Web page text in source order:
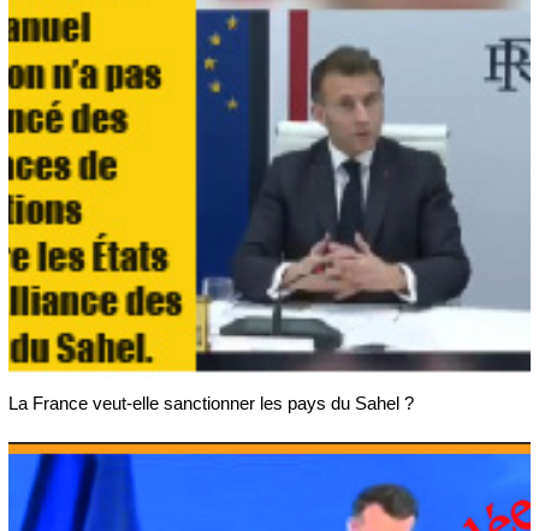
La France veut-elle sanctionner les pays du Sahel ?